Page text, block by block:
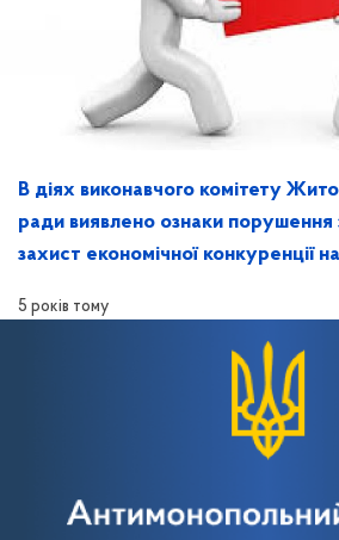
В діях виконавчого комітету
ради виявлено ознаки порушення
захист економічної конкуренції
5 років тому